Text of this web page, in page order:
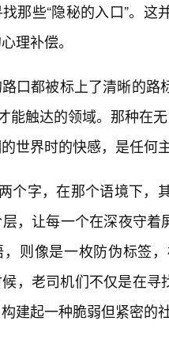
那些“隐秘的入口”。
理补偿。
口都被标上了清晰的
能触达的领域。那种在
世界时的快感，是任何
个字，在那个语境下
，让每一个在深夜守着
则像是一枚防伪标签
，老司机们不仅是在寻
建起一种脆弱但紧密的